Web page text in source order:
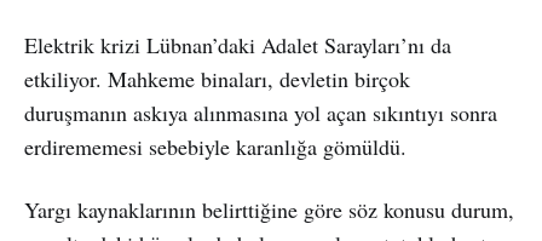
Elektrik krizi Lübnan’daki Adalet Sarayları’nı da
etkiliyor. Mahkeme binaları, devletin birçok
duruşmanın askıya alınmasına yol açan sıkıntıyı sonra
erdirememesi sebebiyle karanlığa gömüldü.
Yargı kaynaklarının belirttiğine göre söz konusu durum,